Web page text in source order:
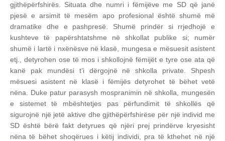
gjithëpërfshirës. Situata dhe numri i fëmijëve me SD që janë
pjesë e arsimit të mesëm apo profesional është shumë më
dramatike dhe e pashpresë. Shumë prindër si rrjedhojë e
kushteve të papërshtatshme në shkollat publike si; numër
shumë i lartë i nxënësve në klasë, mungesa e mësuesit asistent
etj., detyrohen ose të mos i shkollojnë fëmijët e tyre ose ata që
kanë pak mundësi t’i dërgojnë në shkolla private. Shpesh
mësuesi asistent në klasë i fëmijës detyrohet të bëhet vetë
nëna. Duke patur parasysh mospranimin në shkolla, mungesën
e sistemet të mbështetjes pas përfundimit të shkollës që
sigurojnë një jetë aktive dhe gjithëpërfshirëse për një individ me
SD është bërë fakt detyrues që njëri prej prindërve kryesisht
nëna të bëhet shoqërues i këtij individi, pra të kthehet në një